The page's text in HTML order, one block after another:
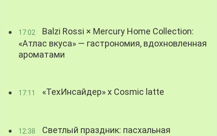
17:02
Balzi Rossi × Mercury Home Collection:
«Атлас вкуса» — гастрономия, вдохновленная
ароматами
17:11 «ТехИнсайдер» х Cosmic latte
12:38
Светлый праздник: пасхальная